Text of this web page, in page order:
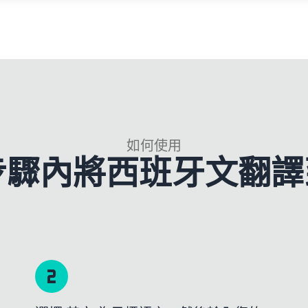
如何使用
內將西班牙文翻